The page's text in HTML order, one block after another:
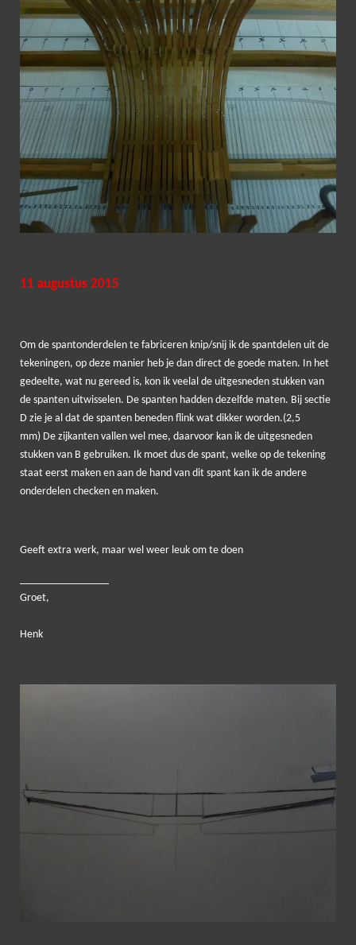
11 augustus 2015
Om de spantonderdelen te fabriceren knip/snij ik de spantdelen uit de
tekeningen, op deze manier heb je dan direct de goede maten. In het
gedeelte, wat nu gereed is, kon ik veelal de uitgesneden stukken van
de spanten uitwisselen. De spanten hadden dezelfde maten. Bij sectie
D zie je al dat de spanten beneden flink wat dikker worden.(2,5
mm) De zijkanten vallen wel mee, daarvoor kan ik de uitgesneden
stukken van B gebruiken. Ik moet dus de spant, welke op de tekening
staat eerst maken en aan de hand van dit spant kan ik de andere
onderdelen checken en maken.
Geeft extra werk, maar wel weer leuk om te doen
Groet,
Henk